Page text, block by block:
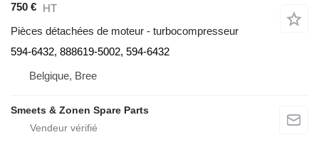
750 € HT
Pièces détachées de moteur - turbocompresseur
594-6432, 888619-5002, 594-6432
Belgique, Bree
Smeets & Zonen Spare Parts